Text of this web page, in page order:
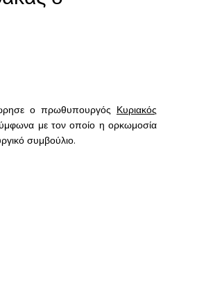
ο πρωθυπουργός Κυριακός
με τον οποίο η ορκωμοσία
συμβούλιο.